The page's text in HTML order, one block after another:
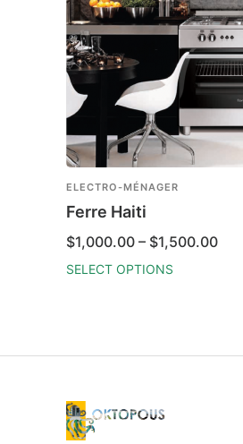
ELECTRO-MÉNAGER
Ferre Haiti
$1,000.00 – $1,500.00Price
SELECT OPTIONS
has
variants.
The